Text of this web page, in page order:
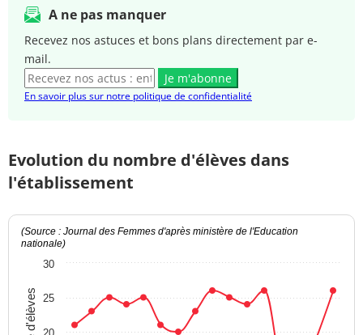
A ne pas manquer
Recevez nos astuces et bons plans directement par e-
mail.
Je m'abonne
En savoir plus sur notre politique de confidentialité
Evolution du nombre d'élèves dans
l'établissement
(Source : Journal des Femmes d'après ministère de l'Education
nationale)
25
30